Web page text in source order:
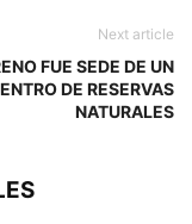
Next article
FUE SEDE DE UN
DE RESERVAS
NATURALES